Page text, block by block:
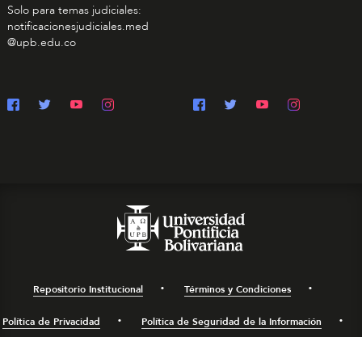
Solo para temas judiciales:
notificacionesjudiciales.med
@upb.edu.co
Repositorio Institucional Términos y Condiciones
Política de Privacidad Política de Seguridad de la Información